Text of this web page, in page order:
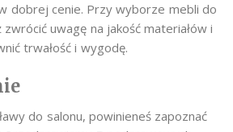
dobrej cenie. Przy wyborze mebli do
uwagę na jakość materiałów i
trwałość i wygodę.
do salonu, powinieneś zapoznać